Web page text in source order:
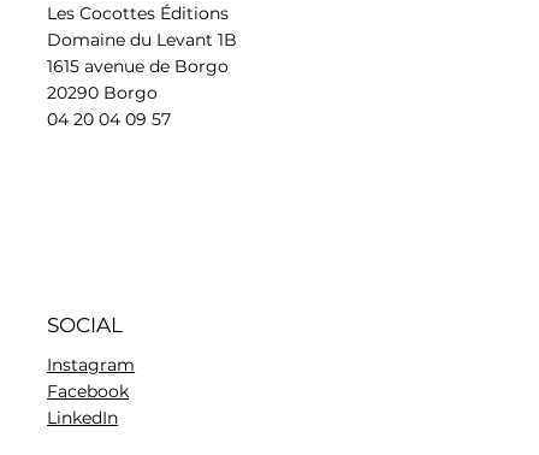
Les Cocottes Éditions
Domaine du Levant 1B
1615 avenue de Borgo
20290 Borgo
04 20 04 09 57
SOCIAL
Instagram
Facebook
LinkedIn